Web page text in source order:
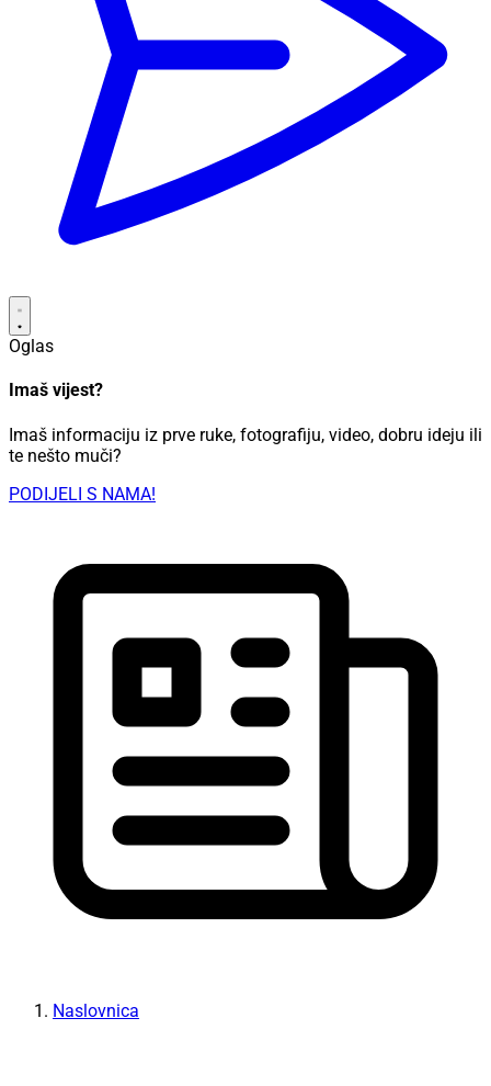
Oglas
Imaš vijest?
Imaš informaciju iz prve ruke, fotografiju, video, dobru ideju ili
te nešto muči?
PODIJELI S NAMA!
Naslovnica